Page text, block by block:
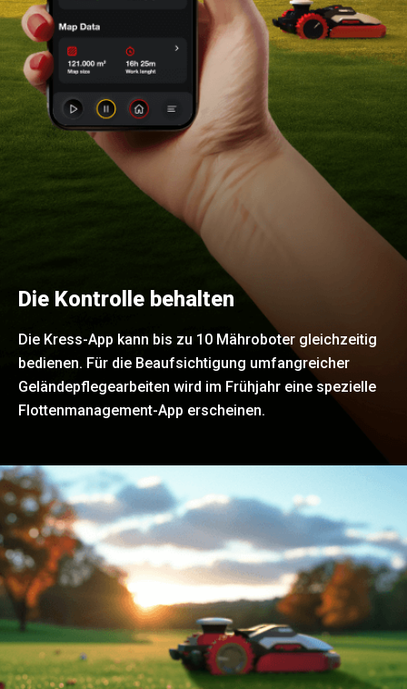
Die Kontrolle behalten
Die Kress-App kann bis zu 10 Mähroboter gleichzeitig
bedienen. Für die Beaufsichtigung umfangreicher
Geländepflegearbeiten wird im Frühjahr eine spezielle
Flottenmanagement-App erscheinen.